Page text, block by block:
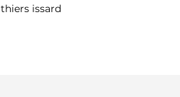
thiers issard